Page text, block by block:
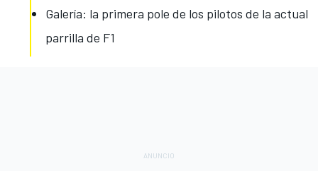
Galería: la primera pole de los pilotos de la actual
parrilla de F1